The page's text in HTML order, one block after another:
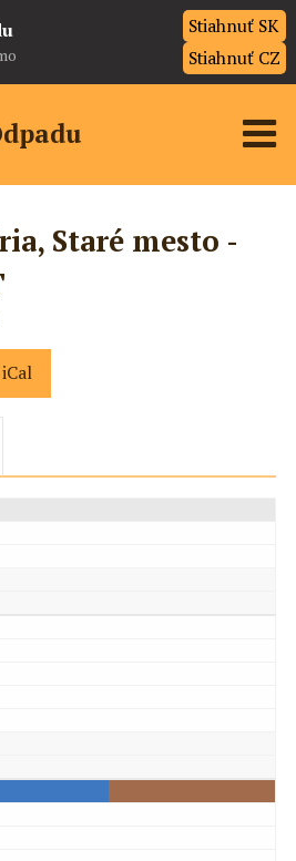
Stiahnuť SK
Stiahnuť CZ
Staré mesto -